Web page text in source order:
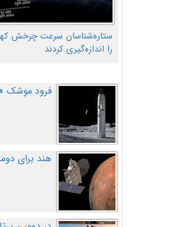
ستاره‌شناسان سرعت چرخش
را اندازه‌گیری کردند
فرود موشک
هند برای